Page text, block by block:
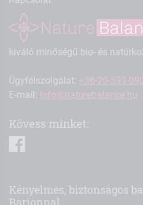
kiváló minőségű bio- és
Ügyfélszolgálat: +36-20-593-
E-mail: info@naturebalance.hu
Kövess minket:
Kényelmes, biztonságos